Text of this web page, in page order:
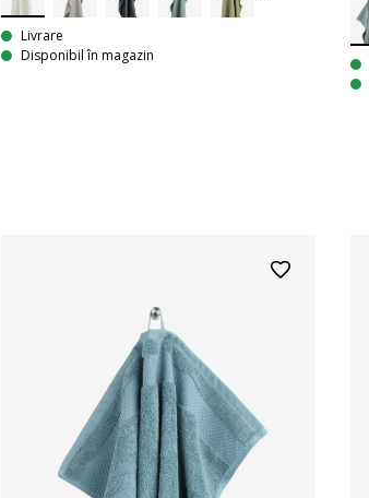
Livrare
Disponibil în magazin